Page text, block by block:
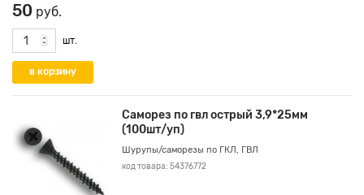
50 руб.
шт.
Саморез по гвл острый 3,9*25мм
(100шт/уп)
Шурупы/саморезы по ГКЛ, ГВЛ
код товара: 54376772